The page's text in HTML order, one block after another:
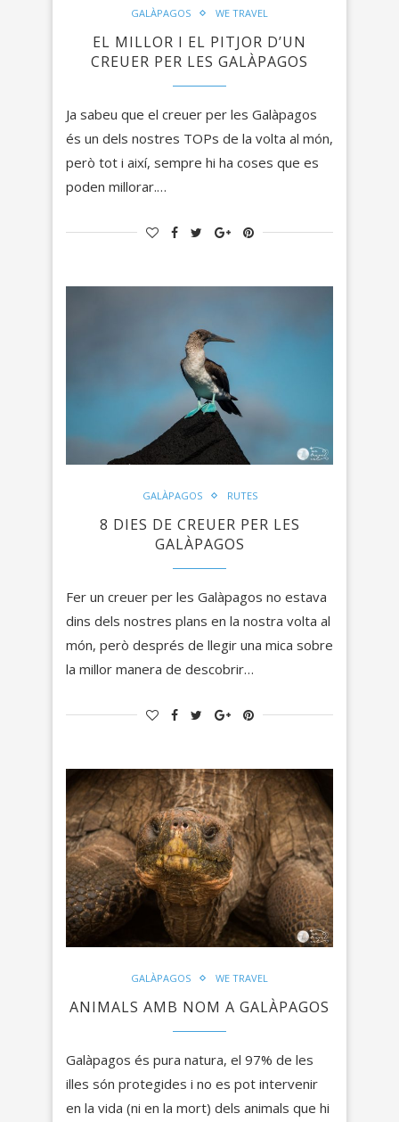
GALÀPAGOS WE TRAVEL
EL MILLOR I EL PITJOR D’UN
CREUER PER LES GALÀPAGOS
Ja sabeu que el creuer per les Galàpagos
és un dels nostres TOPs de la volta al món,
però tot i així, sempre hi ha coses que es
poden millorar.…
GALÀPAGOS RUTES
8 DIES DE CREUER PER LES
GALÀPAGOS
Fer un creuer per les Galàpagos no estava
dins dels nostres plans en la nostra volta al
món, però després de llegir una mica sobre
la millor manera de descobrir…
GALÀPAGOS WE TRAVEL
ANIMALS AMB NOM A GALÀPAGOS
Galàpagos és pura natura, el 97% de les
illes són protegides i no es pot intervenir
en la vida (ni en la mort) dels animals que hi